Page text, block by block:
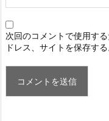
次回のコメントで使用す
ドレス、サイトを保存する